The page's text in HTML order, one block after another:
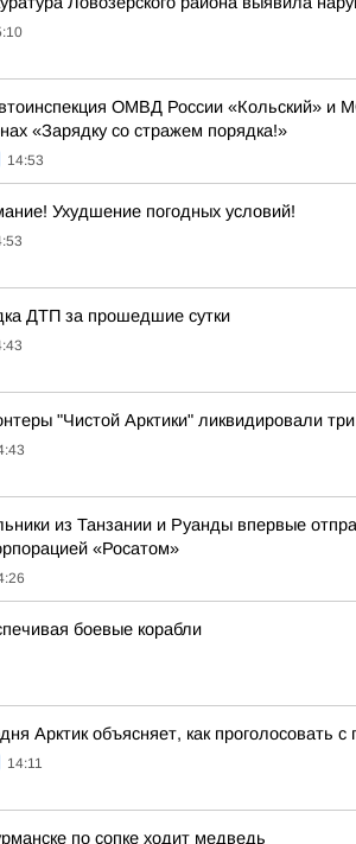
ОМВД России «Кольский» и
«Зарядку со стражем порядка!»
14:53
Ухудшение погодных условий!
ДТП за прошедшие сутки
"Чистой Арктики" ликвидировали
из Танзании и Руанды впервые
«Росатом»
боевые корабли
Арктик объясняет, как проголосовать
14:11
по сопке ходит медведь